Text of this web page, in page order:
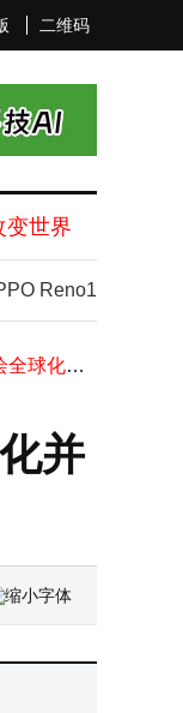
二维码
变世界
Reno16颜值影像双
科顺股份私董会凝聚共识：厂商携手破局，共绘全球化高质量发展蓝图
OPPO新品爆料不断：万级大电池中端机将至，Find X10系列影像升级引期待
小米YU7智能评测大放异彩：辅助驾驶到隐私保护四大项目全获五星
2026大模型IPO潮起：智谱MiniMax竞速A股，Anthropic抢跑美股谁将先声夺人？
2026年3000元档手机新标杆！OPPO Reno16颜值影像双在线成首选
并